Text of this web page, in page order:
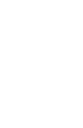
comunità
tre anni